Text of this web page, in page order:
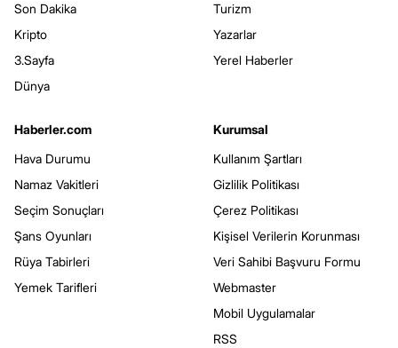
Son Dakika
Kripto
3.Sayfa
Dünya
Turizm
Yazarlar
Yerel Haberler
Haberler.com
Hava Durumu
Namaz Vakitleri
Seçim Sonuçları
Şans Oyunları
Rüya Tabirleri
Yemek Tarifleri
Kurumsal
Kullanım Şartları
Gizlilik Politikası
Çerez Politikası
Kişisel Verilerin Korunması
Veri Sahibi Başvuru Formu
Webmaster
Mobil Uygulamalar
RSS